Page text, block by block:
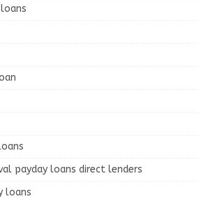
payday loans direct lenders
loans